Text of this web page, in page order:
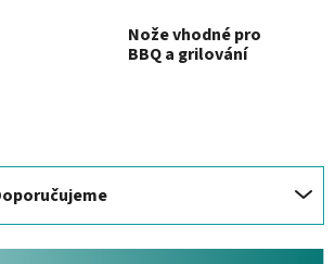
Nože vhodné pro
BBQ a grilování